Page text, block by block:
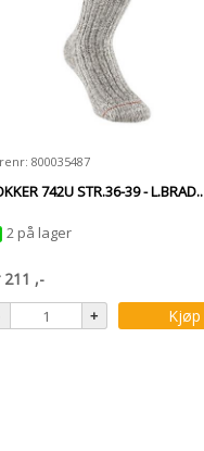
800035487
742U STR.36-39 - L.BRAD..
2 på lager
211 ,-
Kjøp